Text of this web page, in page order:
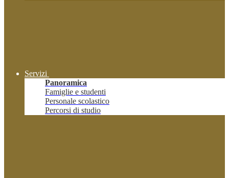
Servizi
Panoramica
Famiglie e studenti
Personale scolastico
Percorsi di studio